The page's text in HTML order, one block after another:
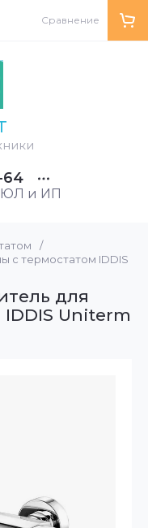
64
ЮЛ и ИП
Сравнение
/
с термостатом IDDIS
для
Uniterm